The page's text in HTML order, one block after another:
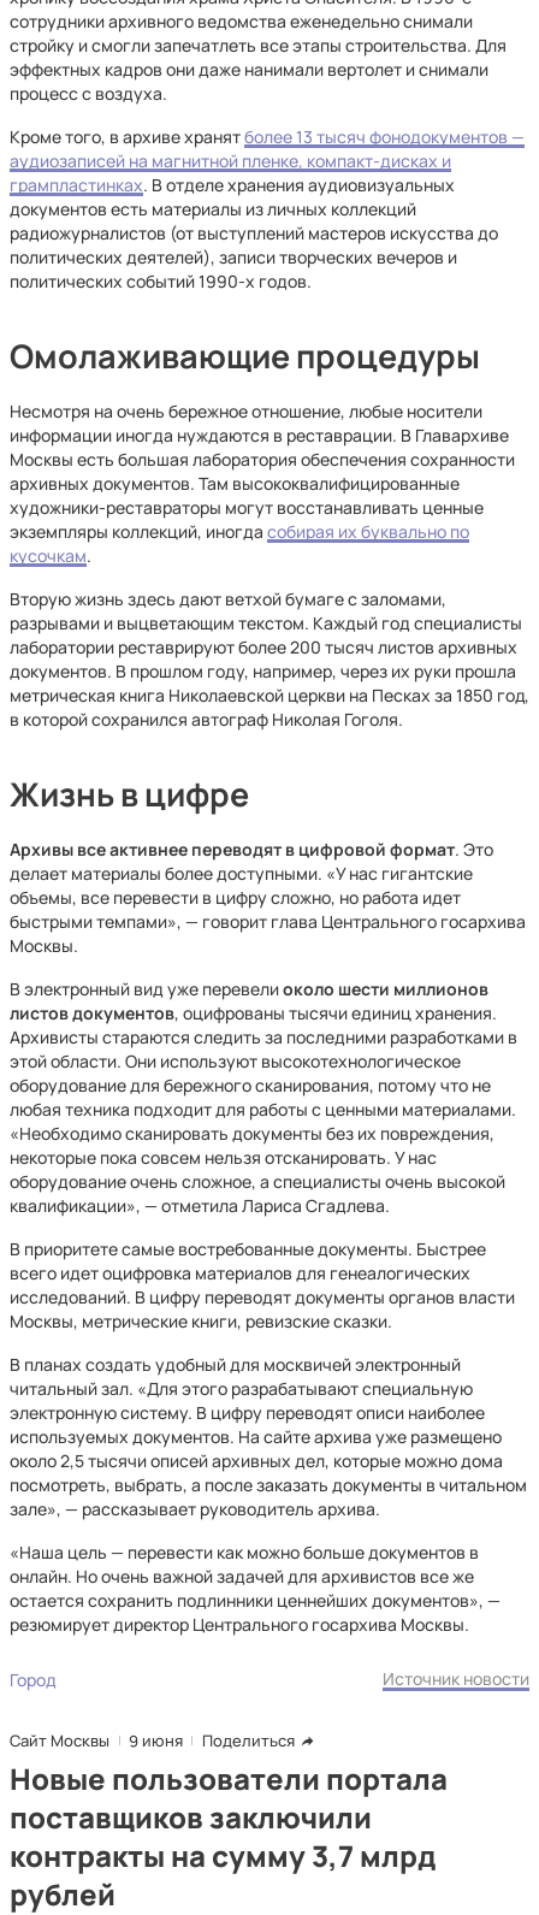
сотрудники архивного ведомства еженедельно снимали
стройку и смогли запечатлеть все этапы строительства. Для
эффектных кадров они даже нанимали вертолет и снимали
процесс с воздуха.
Кроме того, в архиве хранятболее 13 тысяч фонодокументов —
аудиозаписей на магнитной пленке, компакт-дисках и
грампластинках. В отделе хранения аудиовизуальных
документов есть материалы из личных коллекций
радиожурналистов (от выступлений мастеров искусства до
политических деятелей), записи творческих вечеров и
политических событий 1990-х годов.
Омолаживающие процедуры
Несмотря на очень бережное отношение, любые носители
информации иногда нуждаются в реставрации. В Главархиве
Москвы есть большая лаборатория обеспечения сохранности
архивных документов. Там высококвалифицированные
художники-реставраторы могут восстанавливать ценные
экземпляры коллекций, иногда собирая их буквально по
кусочкам.
Вторую жизнь здесь дают ветхой бумаге с заломами,
разрывами и выцветающим текстом. Каждый год специалисты
лаборатории реставрируют более 200 тысяч листов архивных
документов. В прошлом году, например, через их руки прошла
метрическая книга Николаевской церкви на Песках за 1850 год,
в которой сохранился автограф Николая Гоголя.
Жизнь в цифре
Архивы все активнее переводят в цифровой формат. Это
делает материалы более доступными. «У нас гигантские
объемы, все перевести в цифру сложно, но работа идет
быстрыми темпами», — говорит глава Центрального госархива
Москвы.
В электронный вид уже перевелиоколо шести миллионов
листов документов, оцифрованы тысячи единиц хранения.
Архивисты стараются следить за последними разработками в
этой области. Они используют высокотехнологическое
оборудование для бережного сканирования, потому что не
любая техника подходит для работы с ценными материалами.
«Необходимо сканировать документы без их повреждения,
некоторые пока совсем нельзя отсканировать. У нас
оборудование очень сложное, а специалисты очень высокой
квалификации», — отметила Лариса Сгадлева.
В приоритете самые востребованные документы. Быстрее
всего идет оцифровка материалов для генеалогических
исследований. В цифру переводят документы органов власти
Москвы, метрические книги, ревизские сказки.
В планах создать удобный для москвичей электронный
читальный зал. «Для этого разрабатывают специальную
электронную систему. В цифру переводят описи наиболее
используемых документов. На сайте архива уже размещено
около 2,5 тысячи описей архивных дел, которые можно дома
посмотреть, выбрать, а после заказать документы в читальном
зале», — рассказывает руководитель архива.
«Наша цель — перевести как можно больше документов в
онлайн. Но очень важной задачей для архивистов все же
остается сохранить подлинники ценнейших документов», —
резюмирует директор Центрального госархива Москвы.
Город Источник новости
Сайт Москвы 9 июня Поделиться
Новые пользователи портала
поставщиков заключили
контракты на сумму 3,7 млрд
рублей